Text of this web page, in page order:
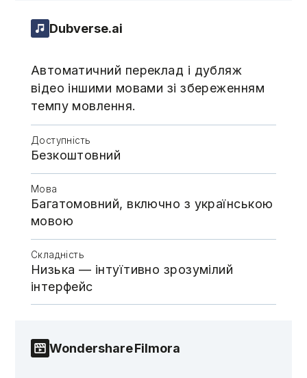
Dubverse.ai
Автоматичний переклад і дубляж
відео іншими мовами зі збереженням
темпу мовлення.
Доступність
Безкоштовний
Мова
Багатомовний, включно з українською
мовою
Складність
Низька — інтуїтивно зрозумілий
інтерфейс
Wondershare Filmora